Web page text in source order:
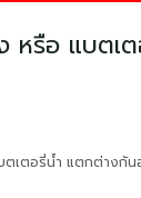
หรือ แบตเ
เตอรี่น้ำ แตกต่างกัน